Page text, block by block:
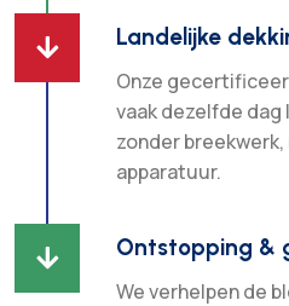
 Landelijke
Onze
vaak dezelfde
zonder
apparatuur.
 Ontstopping &
We verhelpen de